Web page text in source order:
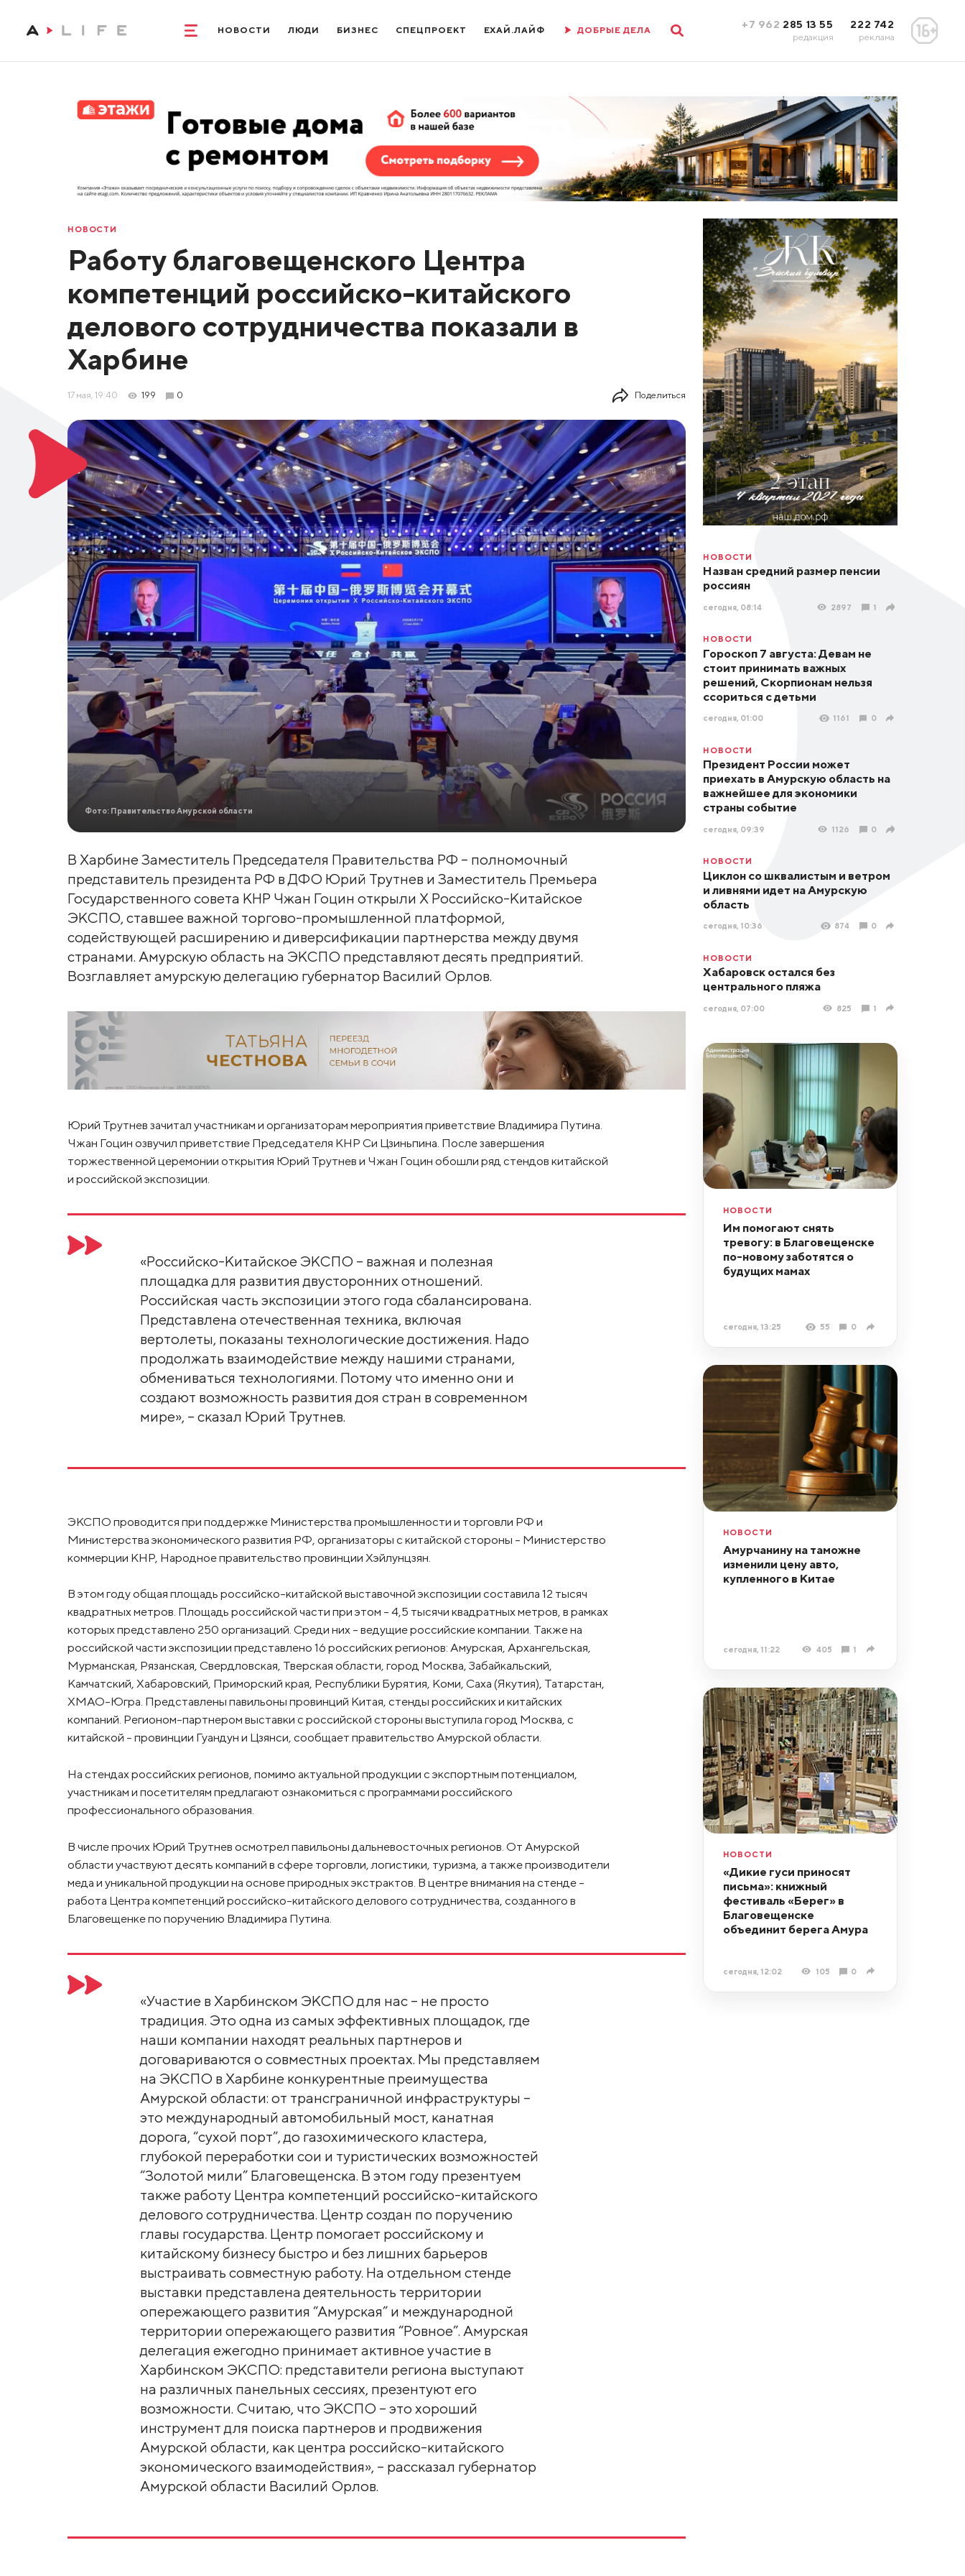
НОВОСТИ ЛЮДИ БИЗНЕС СПЕЦПРОЕКТ ЕХАЙ.ЛАЙФ ДОБРЫЕ ДЕЛА +7 962 285 13 55
редакция
222 742
реклама
НОВОСТИ
Работу благовещенского Центра
компетенций российско-китайского
делового сотрудничества показали в
Харбине
17 мая, 19:40 199 0 Поделиться
Фото: Правительство Амурской области
В Харбине Заместитель Председателя Правительства РФ – полномочный
представитель президента РФ в ДФО Юрий Трутнев и Заместитель Премьера
Государственного совета КНР Чжан Гоцин открыли X Российско-Китайское
ЭКСПО, ставшее важной торгово-промышленной платформой,
содействующей расширению и диверсификации партнерства между двумя
странами. Амурскую область на ЭКСПО представляют десять предприятий.
Возглавляет амурскую делегацию губернатор Василий Орлов.
Юрий Трутнев зачитал участникам и организаторам мероприятия приветствие Владимира Путина.
Чжан Гоцин озвучил приветствие Председателя КНР Си Цзиньпина. После завершения
торжественной церемонии открытия Юрий Трутнев и Чжан Гоцин обошли ряд стендов китайской
и российской экспозиции.
«Российско-Китайское ЭКСПО – важная и полезная
площадка для развития двусторонних отношений.
Российская часть экспозиции этого года сбалансирована.
Представлена отечественная техника, включая
вертолеты, показаны технологические достижения. Надо
продолжать взаимодействие между нашими странами,
обмениваться технологиями. Потому что именно они и
создают возможность развития доя стран в современном
мире», – сказал Юрий Трутнев.
ЭКСПО проводится при поддержке Министерства промышленности и торговли РФ и
Министерства экономического развития РФ, организаторы с китайской стороны – Министерство
коммерции КНР, Народное правительство провинции Хэйлунцзян.
В этом году общая площадь российско-китайской выставочной экспозиции составила 12 тысяч
квадратных метров. Площадь российской части при этом – 4,5 тысячи квадратных метров, в рамках
которых представлено 250 организаций. Среди них – ведущие российские компании. Также на
российской части экспозиции представлено 16 российских регионов: Амурская, Архангельская,
Мурманская, Рязанская, Свердловская, Тверская области, город Москва, Забайкальский,
Камчатский, Хабаровский, Приморский края, Республики Бурятия, Коми, Саха (Якутия), Татарстан,
ХМАО-Югра. Представлены павильоны провинций Китая, стенды российских и китайских
компаний. Регионом-партнером выставки с российской стороны выступила город Москва, с
китайской – провинции Гуандун и Цзянси, сообщает правительство Амурской области.
На стендах российских регионов, помимо актуальной продукции с экспортным потенциалом,
участникам и посетителям предлагают ознакомиться с программами российского
профессионального образования.
В числе прочих Юрий Трутнев осмотрел павильоны дальневосточных регионов. От Амурской
области участвуют десять компаний в сфере торговли, логистики, туризма, а также производители
меда и уникальной продукции на основе природных экстрактов. В центре внимания на стенде –
работа Центра компетенций российско-китайского делового сотрудничества, созданного в
Благовещенке по поручению Владимира Путина.
«Участие в Харбинском ЭКСПО для нас – не просто
традиция. Это одна из самых эффективных площадок, где
наши компании находят реальных партнеров и
договариваются о совместных проектах. Мы представляем
на ЭКСПО в Харбине конкурентные преимущества
Амурской области: от трансграничной инфраструктуры –
это международный автомобильный мост, канатная
дорога, “сухой порт”, до газохимического кластера,
глубокой переработки сои и туристических возможностей
“Золотой мили” Благовещенска. В этом году презентуем
также работу Центра компетенций российско-китайского
делового сотрудничества. Центр создан по поручению
главы государства. Центр помогает российскому и
китайскому бизнесу быстро и без лишних барьеров
выстраивать совместную работу. На отдельном стенде
выставки представлена деятельность территории
опережающего развития “Амурская” и международной
территории опережающего развития “Ровное”. Амурская
делегация ежегодно принимает активное участие в
Харбинском ЭКСПО: представители региона выступают
на различных панельных сессиях, презентуют его
возможности. Считаю, что ЭКСПО – это хороший
инструмент для поиска партнеров и продвижения
Амурской области, как центра российско-китайского
экономического взаимодействия», – рассказал губернатор
Амурской области Василий Орлов.
НОВОСТИ
Назван средний размер пенсии
россиян
сегодня, 08:14 2897 1
НОВОСТИ
Гороскоп 7 августа: Девам не
стоит принимать важных
решений, Скорпионам нельзя
ссориться с детьми
сегодня, 01:00 1161 0
НОВОСТИ
Президент России может
приехать в Амурскую область на
важнейшее для экономики
страны событие
сегодня, 09:39 1126 0
НОВОСТИ
Циклон со шквалистым и ветром
и ливнями идет на Амурскую
область
сегодня, 10:36 874 0
НОВОСТИ
Хабаровск остался без
центрального пляжа
сегодня, 07:00 825 1
НОВОСТИ
Им помогают снять
тревогу: в Благовещенске
по-новому заботятся о
будущих мамах
сегодня, 13:25 55 0
НОВОСТИ
Амурчанину на таможне
изменили цену авто,
купленного в Китае
сегодня, 11:22 405 1
НОВОСТИ
«Дикие гуси приносят
письма»: книжный
фестиваль «Берег» в
Благовещенске
объединит берега Амура
сегодня, 12:02 105 0